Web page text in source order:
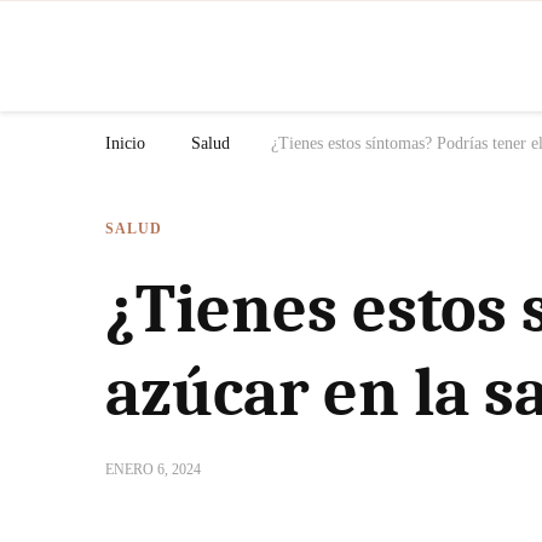
Inicio Salud ¿Tienes estos síntomas? Podrías tener
SALUD
¿Tienes
azúcar en la
ENERO 6, 2024